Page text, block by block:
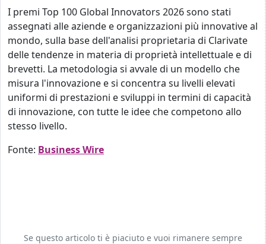
I premi Top 100 Global Innovators 2026 sono stati
assegnati alle aziende e organizzazioni più innovative al
mondo, sulla base dell'analisi proprietaria di Clarivate
delle tendenze in materia di proprietà intellettuale e di
brevetti. La metodologia si avvale di un modello che
misura l'innovazione e si concentra su livelli elevati
uniformi di prestazioni e sviluppi in termini di capacità
di innovazione, con tutte le idee che competono allo
stesso livello.
Fonte: Business Wire
Se questo articolo ti è piaciuto e vuoi rimanere sempre